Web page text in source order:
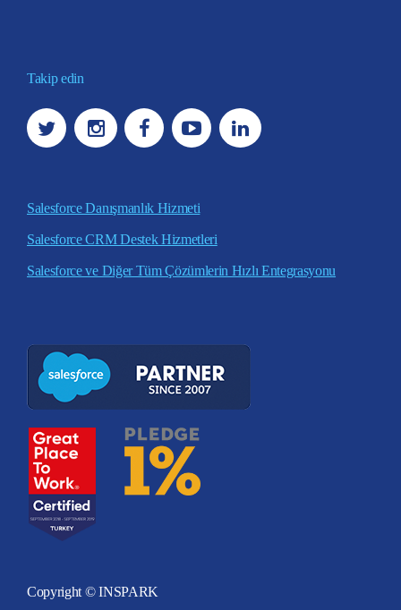
Takip edin
Salesforce Danışmanlık Hizmeti
Salesforce CRM Destek Hizmetleri
Salesforce ve Diğer Tüm Çözümlerin Hızlı Entegrasyonu
Copyright © INSPARK